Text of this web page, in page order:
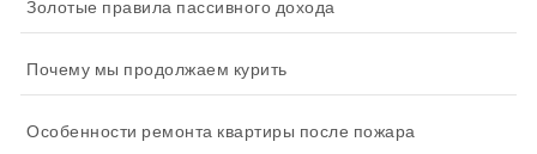
Золотые правила пассивного дохода
Почему мы продолжаем курить
Особенности ремонта квартиры после пожара